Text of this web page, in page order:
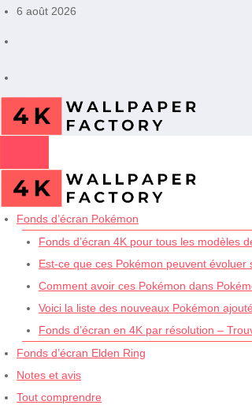
Aller6 août 2026
Fonds d’écran Pokémon
Fonds d’écran 4K pour tous les modèles
Est-ce que ces Pokémon peuvent évoluer
Comment avoir ces Pokémon dans
Voici la liste des nouveaux Pokémon
Fonds d’écran en 4K par résolution –
Fonds d’écran Elden Ring
Notes et avis
Tout comprendre